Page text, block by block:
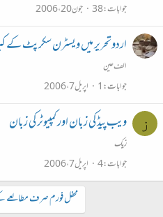
جوابات 38 جون 20، 2006
اردوتحریر میں ویسٹرن سکرپٹ کے
الف عین
جوابات 1 اپریل 7، 2006
ز ویب‌پیڈ کی زبان اور کمپیوٹر کی زبان
زیک
جوابات 4 اپریل 7، 2006
محفل فورم صرف